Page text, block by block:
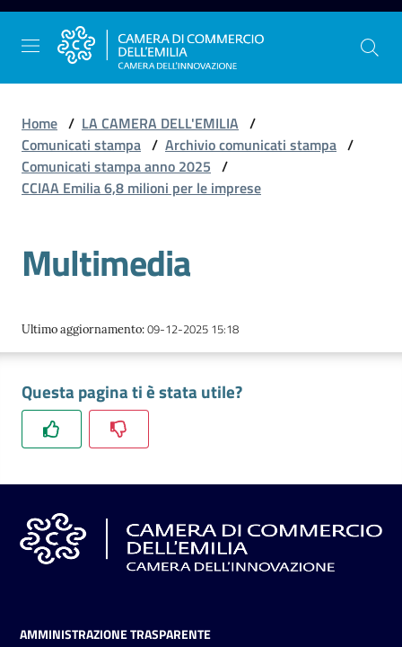
Vai al contenuto
Vai alla navigazione
Vai al footer
La
l'impresa
Promuovere
l'impresa
il
Tutelare
l'Impresa
Consumatore
Home / LA CAMERA DELL'EMILIA /
Comunicati stampa / Archivio comunicati stampa /
Comunicati stampa anno 2025 /
CCIAA Emilia 6,8 milioni per le imprese
Multimedia
Ultimo aggiornamento:09-12-2025 15:18
Questa pagina ti è stata utile?
AMMINISTRAZIONE TRASPARENTE